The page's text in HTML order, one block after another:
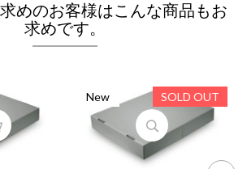
めのお客様はこんな商品もお
求めです。
New SOLD OUT